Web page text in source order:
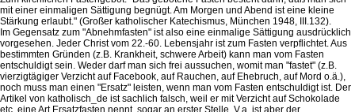
mit einer einmaligen Sättigung begnügt. Am Morgen und Abend ist eine kleine
Stärkung erlaubt." (Großer katholischer Katechismus, München 1948, III.132).
Im Gegensatz zum "Abnehmfasten" ist also eine einmalige Sättigung ausdrücklich
vorgesehen. Jeder Christ vom 22.-60. Lebensjahr ist zum Fasten verpflichtet. Aus
bestimmten Gründen (z.B. Krankheit, schwere Arbeit) kann man vom Fasten
entschuldigt sein. Weder darf man sich frei aussuchen, womit man "fastet" (z.B.
vierzigtägiger Verzicht auf Facebook, auf Rauchen, auf Ehebruch, auf Mord o.ä.),
noch muss man einen "Ersatz" leisten, wenn man vom Fasten entschuldigt ist. Der
Artikel von katholisch_de ist sachlich falsch, weil er mit Verzicht auf Schokolade
etc. eine Art Ersatzfasten nennt, sogar an erster Stelle. V.a. ist aber der